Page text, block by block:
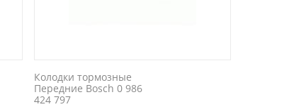
Колодки тормозные
Передние Bosch 0 986
424 797